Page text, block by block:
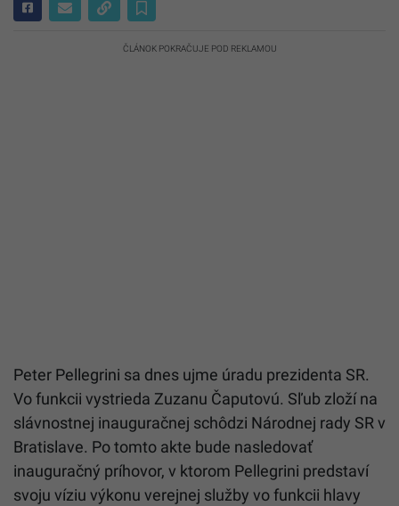
ČLÁNOK POKRAČUJE POD REKLAMOU
Peter Pellegrini sa dnes ujme úradu prezidenta SR.
Vo funkcii vystrieda Zuzanu Čaputovú. Sľub zloží na
slávnostnej inauguračnej schôdzi Národnej rady SR v
Bratislave. Po tomto akte bude nasledovať
inauguračný príhovor, v ktorom Pellegrini predstaví
svoju víziu výkonu verejnej služby vo funkcii hlavy